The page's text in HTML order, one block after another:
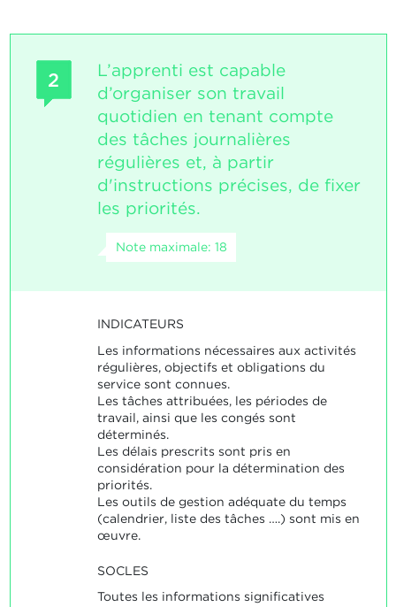
2
L’apprenti est capable
d’organiser son travail
quotidien en tenant compte
des tâches journalières
régulières et, à partir
d'instructions précises, de fixer
les priorités.
Note maximale: 18
INDICATEURS
Les informations nécessaires aux activités
régulières, objectifs et obligations du
service sont connues.
Les tâches attribuées, les périodes de
travail, ainsi que les congés sont
déterminés.
Les délais prescrits sont pris en
considération pour la détermination des
priorités.
Les outils de gestion adéquate du temps
(calendrier, liste des tâches ….) sont mis en
œuvre.
SOCLES
Toutes les informations significatives